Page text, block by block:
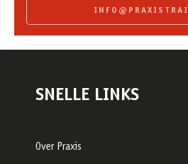
SNELLE LINKS
Over Praxis